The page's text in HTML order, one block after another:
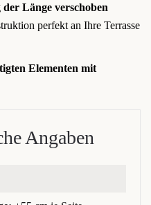
Länge verschoben
perfekt an Ihre Terrasse
Elementen mit
Angaben